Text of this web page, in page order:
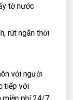
tờ nước
rút ngắn thời
với người
tiếp với